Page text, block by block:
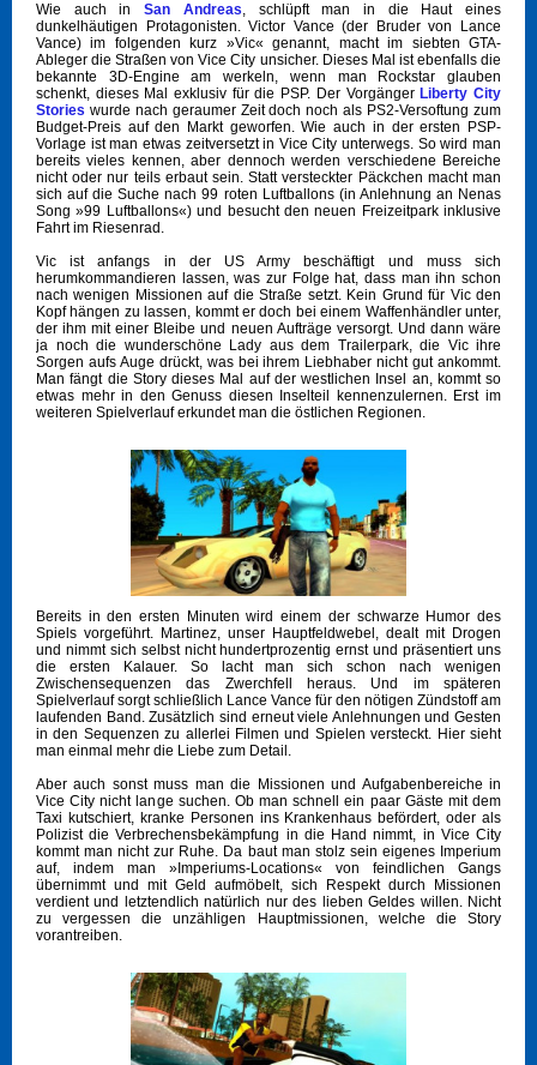
Wie auch inSan Andreas, schlüpft man in die Haut eines
dunkelhäutigen Protagonisten. Victor Vance (der Bruder von Lance
Vance) im folgenden kurz »Vic« genannt, macht im siebten GTA-
Ableger die Straßen von Vice City unsicher. Dieses Mal ist ebenfalls die
bekannte 3D-Engine am werkeln, wenn man Rockstar glauben
schenkt, dieses Mal exklusiv für die PSP. Der Vorgänger Liberty City
Stories wurde nach geraumer Zeit doch noch als PS2-Versoftung zum
Budget-Preis auf den Markt geworfen. Wie auch in der ersten PSP-
Vorlage ist man etwas zeitversetzt in Vice City unterwegs. So wird man
bereits vieles kennen, aber dennoch werden verschiedene Bereiche
nicht oder nur teils erbaut sein. Statt versteckter Päckchen macht man
sich auf die Suche nach 99 roten Luftballons (in Anlehnung an Nenas
Song »99 Luftballons«) und besucht den neuen Freizeitpark inklusive
Fahrt im Riesenrad.
Vic ist anfangs in der US Army beschäftigt und muss sich
herumkommandieren lassen, was zur Folge hat, dass man ihn schon
nach wenigen Missionen auf die Straße setzt. Kein Grund für Vic den
Kopf hängen zu lassen, kommt er doch bei einem Waffenhändler unter,
der ihm mit einer Bleibe und neuen Aufträge versorgt. Und dann wäre
ja noch die wunderschöne Lady aus dem Trailerpark, die Vic ihre
Sorgen aufs Auge drückt, was bei ihrem Liebhaber nicht gut ankommt.
Man fängt die Story dieses Mal auf der westlichen Insel an, kommt so
etwas mehr in den Genuss diesen Inselteil kennenzulernen. Erst im
weiteren Spielverlauf erkundet man die östlichen Regionen.
Bereits in den ersten Minuten wird einem der schwarze Humor des
Spiels vorgeführt. Martinez, unser Hauptfeldwebel, dealt mit Drogen
und nimmt sich selbst nicht hundertprozentig ernst und präsentiert uns
die ersten Kalauer. So lacht man sich schon nach wenigen
Zwischensequenzen das Zwerchfell heraus. Und im späteren
Spielverlauf sorgt schließlich Lance Vance für den nötigen Zündstoff am
laufenden Band. Zusätzlich sind erneut viele Anlehnungen und Gesten
in den Sequenzen zu allerlei Filmen und Spielen versteckt. Hier sieht
man einmal mehr die Liebe zum Detail.
Aber auch sonst muss man die Missionen und Aufgabenbereiche in
Vice City nicht lange suchen. Ob man schnell ein paar Gäste mit dem
Taxi kutschiert, kranke Personen ins Krankenhaus befördert, oder als
Polizist die Verbrechensbekämpfung in die Hand nimmt, in Vice City
kommt man nicht zur Ruhe. Da baut man stolz sein eigenes Imperium
auf, indem man »Imperiums-Locations« von feindlichen Gangs
übernimmt und mit Geld aufmöbelt, sich Respekt durch Missionen
verdient und letztendlich natürlich nur des lieben Geldes willen. Nicht
zu vergessen die unzähligen Hauptmissionen, welche die Story
vorantreiben.